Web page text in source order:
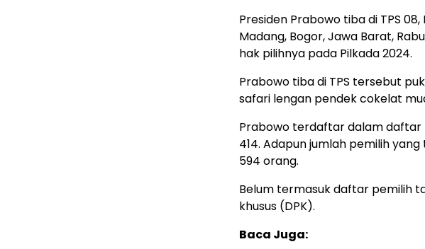
Presiden Prabowo tiba di TPS
Madang, Bogor, Jawa Barat,
hak pilihnya pada Pilkada 2024.
Prabowo tiba di TPS tersebut
safari lengan pendek cokelat
Prabowo terdaftar dalam
414. Adapun jumlah pemilih
594 orang.
Belum termasuk daftar pemilih
khusus (DPK).
Baca Juga: